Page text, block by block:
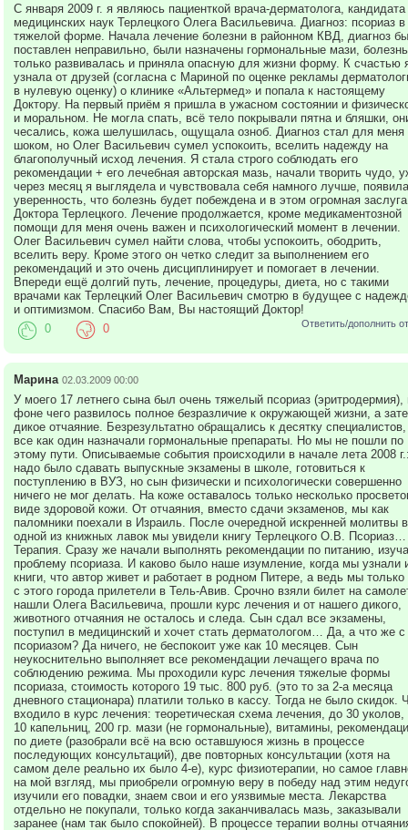
С января 2009 г. я являюсь пациенткой врача-дерматолога, кандидата
медицинских наук Терлецкого Олега Васильевича. Диагноз: псориаз в
тяжелой форме. Начала лечение болезни в районном КВД, диагноз
поставлен неправильно, были назначены гормональные мази, болезнь
только развивалась и приняла опасную для жизни форму. К счастью
узнала от друзей (согласна с Мариной по оценке рекламы
в нулевую оценку) о клинике «Альтермед» и попала к настоящему
Доктору. На первый приём я пришла в ужасном состоянии и
и моральном. Не могла спать, всё тело покрывали пятна и бляшки,
чесались, кожа шелушилась, ощущала озноб. Диагноз стал для меня
шоком, но Олег Васильевич сумел успокоить, вселить надежду на
благополучный исход лечения. Я стала строго соблюдать его
рекомендации + его лечебная авторская мазь, начали творить чудо,
через месяц я выглядела и чувствовала себя намного лучше,
уверенность, что болезнь будет побеждена и в этом огромная заслуга
Доктора Терлецкого. Лечение продолжается, кроме медикаментозной
помощи для меня очень важен и психологический момент в лечении.
Олег Васильевич сумел найти слова, чтобы успокоить, ободрить,
вселить веру. Кроме этого он четко следит за выполнением его
рекомендаций и это очень дисциплинирует и помогает в лечении.
Впереди ещё долгий путь, лечение, процедуры, диета, но с такими
врачами как Терлецкий Олег Васильевич смотрю в будущее с
и оптимизмом. Спасибо Вам, Вы настоящий Доктор!
Ответить/дополнить
0 0
Марина 02.03.2009 00:00
У моего 17 летнего сына был очень тяжелый псориаз (эритродермия),
фоне чего развилось полное безразличие к окружающей жизни, а
дикое отчаяние. Безрезультатно обращались к десятку специалистов,
все как один назначали гормональные препараты. Но мы не пошли по
этому пути. Описываемые события происходили в начале лета 2008
надо было сдавать выпускные экзамены в школе, готовиться к
поступлению в ВУЗ, но сын физически и психологически совершенно
ничего не мог делать. На коже оставалось только несколько
виде здоровой кожи. От отчаяния, вместо сдачи экзаменов, мы как
паломники поехали в Израиль. После очередной искренней молитвы в
одной из книжных лавок мы увидели книгу Терлецкого О.В. Псориаз…
Терапия. Сразу же начали выполнять рекомендации по питанию,
проблему псориаза. И каково было наше изумление, когда мы узнали
книги, что автор живет и работает в родном Питере, а ведь мы только
с этого города прилетели в Тель-Авив. Срочно взяли билет на
нашли Олега Васильевича, прошли курс лечения и от нашего дикого,
животного отчаяния не осталось и следа. Сын сдал все экзамены,
поступил в медицинский и хочет стать дерматологом… Да, а что же с
псориазом? Да ничего, не беспокоит уже как 10 месяцев. Сын
неукоснительно выполняет все рекомендации лечащего врача по
соблюдению режима. Мы проходили курс лечения тяжелые формы
псориаза, стоимость которого 19 тыс. 800 руб. (это то за 2-а месяца
дневного стационара) платили только в кассу. Тогда не было скидок.
входило в курс лечения: теоретическая схема лечения, до 30 уколов,
10 капельниц, 200 гр. мази (не гормональные), витамины,
по диете (разобрали всё на всю оставшуюся жизнь в процессе
последующих консультаций), две повторных консультации (хотя на
самом деле реально их было 4-е), курс физиотерапии, но самое
на мой взгляд, мы приобрели огромную веру в победу над этим
изучили его повадки, знаем свои и его уязвимые места. Лекарства
отдельно не покупали, только когда заканчивалась мазь, заказывали
заранее (нам так было спокойней). В процессе терапии волны